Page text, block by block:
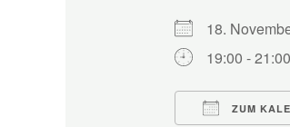
18.
19:00 - 21:00
ZUM